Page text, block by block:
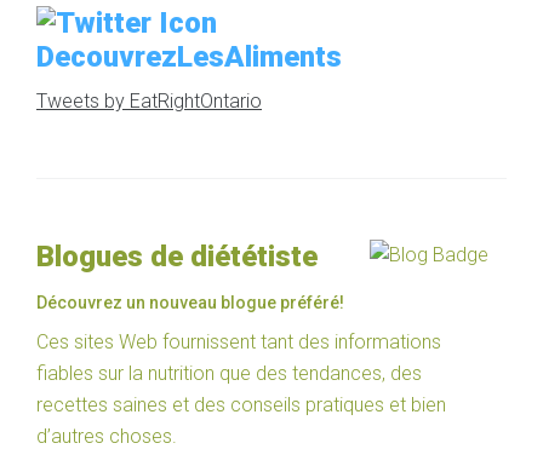
DecouvrezLesAliments
Tweets by EatRightOntario
Blogues de diététiste
Découvrez un nouveau blogue préféré!
Ces sites Web fournissent tant des informations
fiables sur la nutrition que des tendances, des
recettes saines et des conseils pratiques et bien
d’autres choses.